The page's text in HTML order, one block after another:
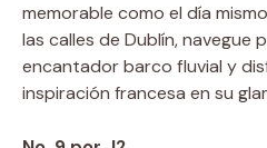
memorable como el día
las calles de Dublín, navegue
encantador barco fluvial y
inspiración francesa en su